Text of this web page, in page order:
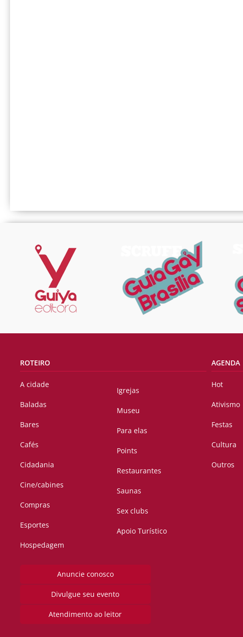
ROTEIRO
A cidade
Baladas
Bares
Cafés
Cidadania
Cine/cabines
Compras
Esportes
Hospedagem
Igrejas
Museu
Para elas
Points
Restaurantes
Saunas
Sex clubs
Apoio Turístico
Anuncie conosco
Divulgue seu evento
Atendimento ao leitor
AGENDA
Hot
Ativismo
Festas
Cultura
Outros